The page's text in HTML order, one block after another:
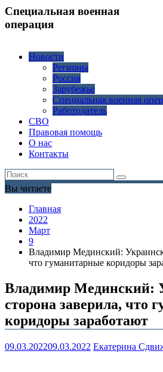
Специальная военная
операция
Новости
Регионы
Россия
Зарубежье
Специальная военная
Работодатель
СВО
Правовая помощь
О нас
Контакты
Вы читаете
Главная
2022
Март
9
Владимир Мединский:
что гуманитарные коридоры
Владимир Мединский:
сторона заверила, что
коридоры заработают
09.03.202209.03.2022 Екатерина